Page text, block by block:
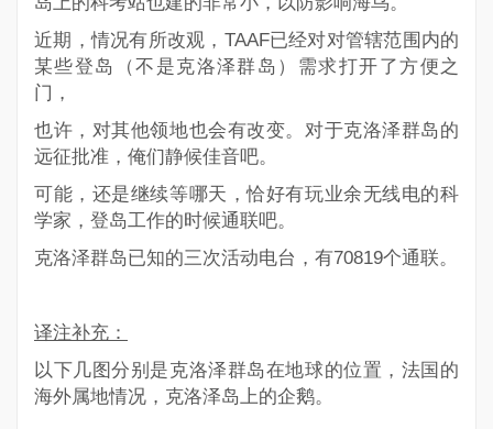
近期，情况有所改观，TAAF已经对对管辖范围内的
某些登岛（不是克洛泽群岛）需求打开了方便之
门，
也许，对其他领地也会有改变。对于克洛泽群岛的
远征批准，俺们静候佳音吧。
可能，还是继续等哪天，恰好有玩业余无线电的科
学家，登岛工作的时候通联吧。
克洛泽群岛已知的三次活动电台，有70819个通联。
译注补充：
以下几图分别是克洛泽群岛在地球的位置，法国的
海外属地情况，克洛泽岛上的企鹅。